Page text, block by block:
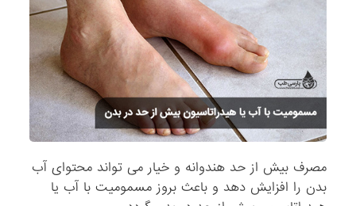
مصرف بیش از حد هندوانه و خیار می تواند محتوای آب
بدن را افزایش دهد و باعث بروز مسمومیت با آب یا